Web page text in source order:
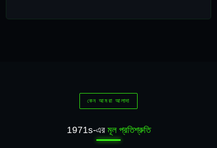
কেন আমরা আলাদা
1971s-এর মূল প্রতিশ্রুতি